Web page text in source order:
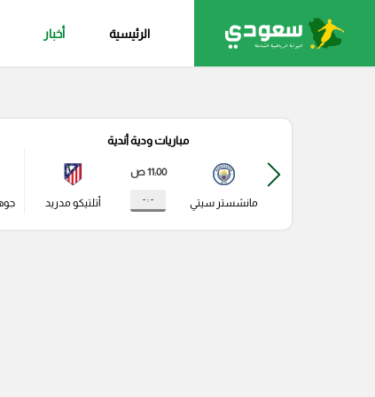
الرئيسية أخبار
مباريات ودية أندية
مانشستر سيتي
11:00 ص
- : - أتلتيكو مدريد